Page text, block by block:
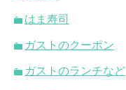
はま寿司
ガストのクーポン
ガストのランチなど